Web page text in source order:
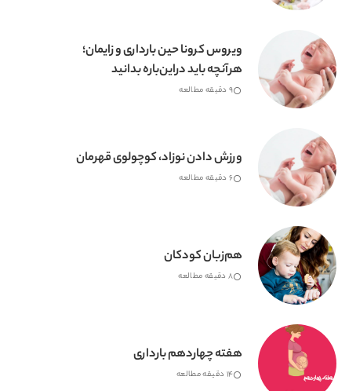
ویروس کرونا حین بارداری و زایمان؛
هرآنچه باید دراین‌باره بدانید
9 دقیقه مطالعه
ورزش دادن نوزاد، کوچولوی قهرمان
6 دقیقه مطالعه
هم‌زبان کودکان
8 دقیقه مطالعه
هفته چهاردهم بارداری
14 دقیقه مطالعه